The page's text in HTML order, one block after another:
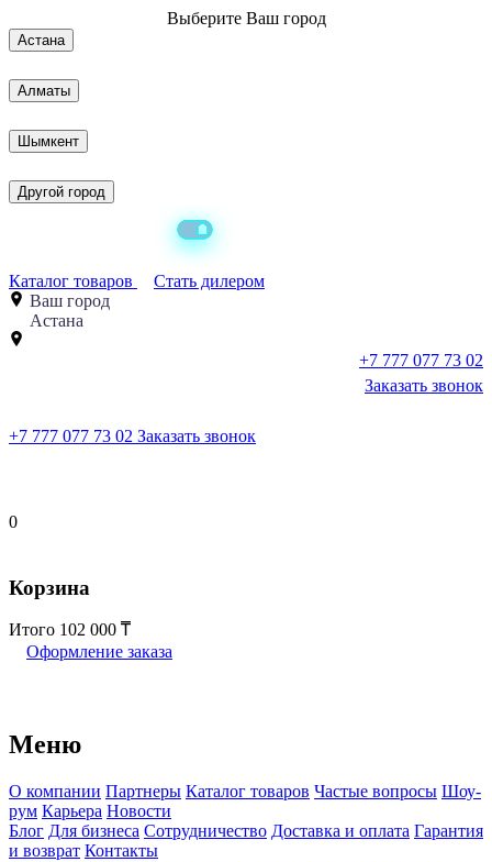
Выберите Ваш город
Астана
Алматы
Шымкент
Другой город
Каталог товаров
Стать дилером
Ваш город
Астана
+7 777 077 73 02
Заказать звонок
+7 777 077 73 02 Заказать звонок
0
Корзина
Итого 102 000
Оформление заказа
Меню
О компании Партнеры Каталог товаров Частые вопросы Шоу-
рум Карьера Новости
Блог Для бизнеса Сотрудничество Доставка и оплата Гарантия
и возврат Контакты